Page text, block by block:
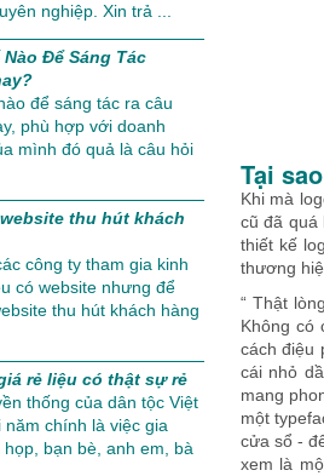
nghiệp. Xin trả ...
Nào Để Sáng Tác
để sáng tác ra câu
phù hợp với doanh
mình đó quả là câu hỏi
thu hút khách
công ty tham gia kinh
có website nhưng để
thu hút khách hàng
rẻ liệu có thật sự rẻ
thống của dân tộc Việt
năm chính là việc gia
bạn bè, anh em, bà
Tại
Khi mà
cũ đã quá
thiết kế
thương
“ Thật
Không có
cách điệu
cái nhỏ
mang
một
cửa sổ -
xem là